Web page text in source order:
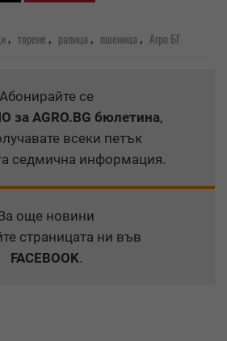
, торене, рапица, пшеница, Агро БГ
Абонирайте се
за AGRO.BG бюлетина,
всеки петък
седмична информация.
още новини
страницата ни във
FACEBOOK.